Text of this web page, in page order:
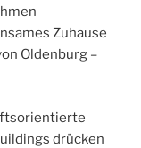
Zuhause
Oldenburg –
drücken